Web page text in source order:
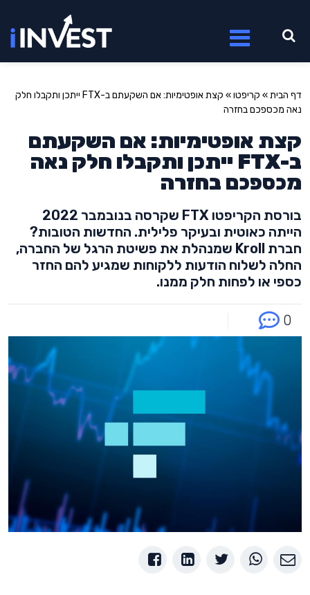
דף הבית» קריפטו»
קצת אופטימיות: אם השקעתם ב-FTX ייתכן ותקבלו חלק
נאה מכספכם בחזרה
קצת אופטימיות: אם השקעתם
ב-FTX ייתכן ותקבלו חלק נאה
מכספכם בחזרה
בורסת הקריפטו FTX שקרסה בנובמבר 2022
הייתה כאוטית ובעיקר פלילית. החדשות הטובות?
חברת Kroll שמנהלת את פשיטת הרגל של החברה,
החלה לשלוח הודעות ללקוחות שמגיע להם החזר
כספי או לפחות חלק ממנו.
0